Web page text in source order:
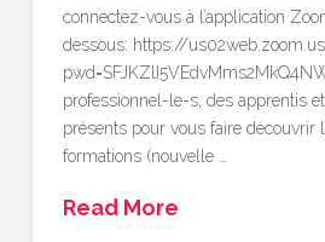
connectez-vous à l’application
dessous: https://
professionnel-le-s, des apprentis
présents pour vous faire découvrir
formations (nouvelle …
Read More